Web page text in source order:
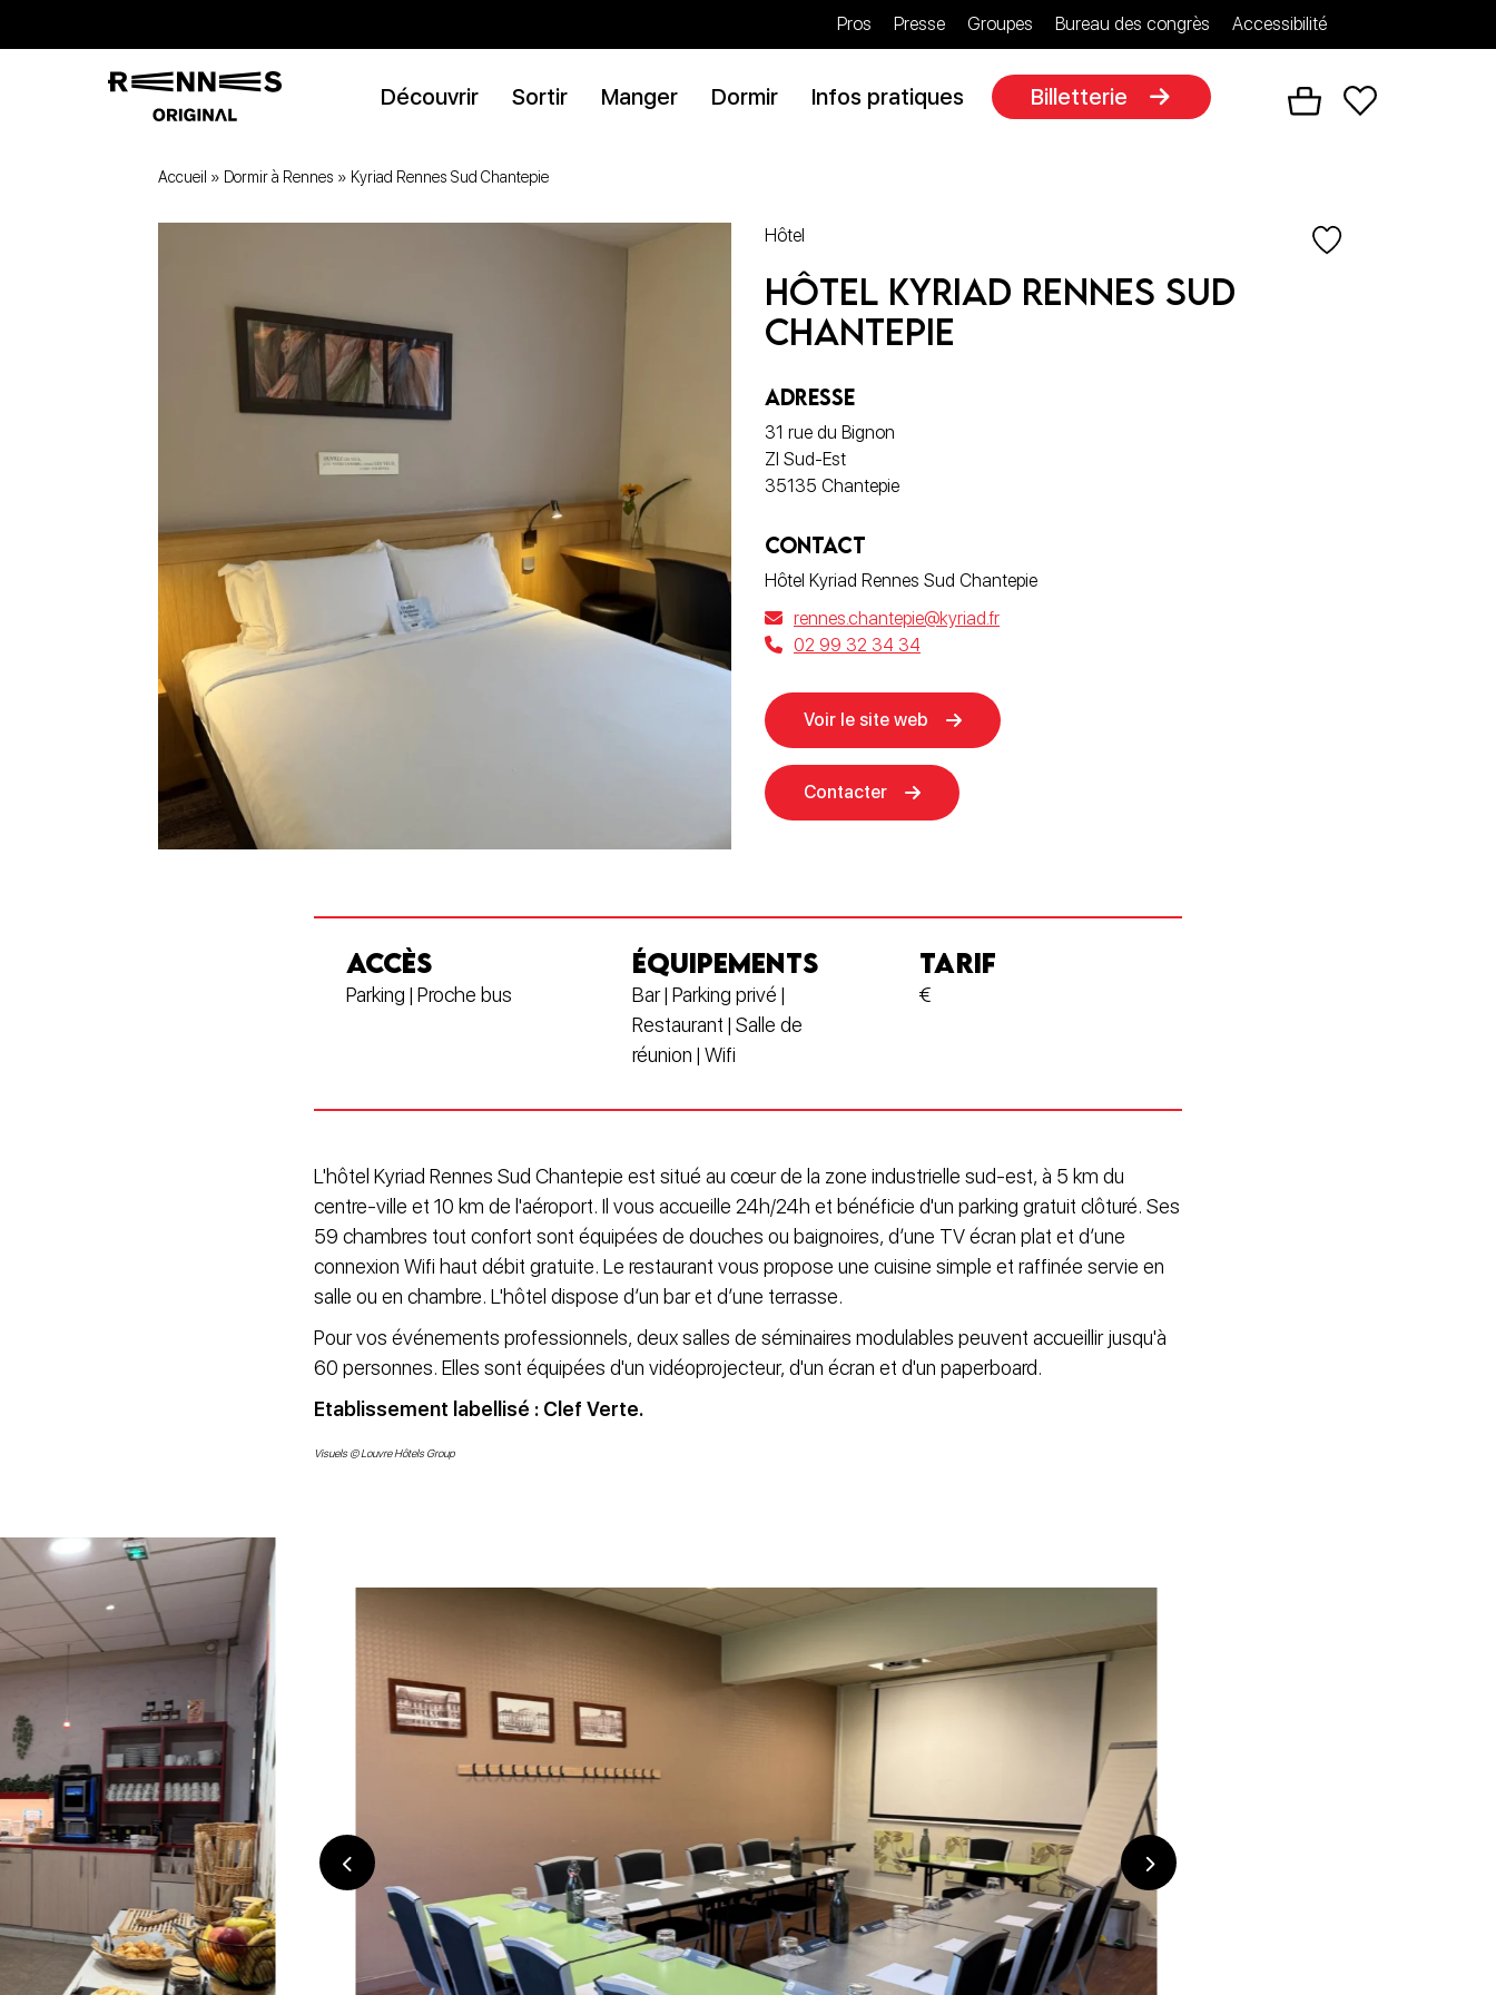
Pros Presse Groupes Bureau des congrès Accessibilité
Découvrir Sortir Manger Dormir Infos pratiques Billetterie
Accueil » Dormir à Rennes » Kyriad Rennes Sud Chantepie
Hôtel
Hôtel Kyriad Rennes Sud
Chantepie
ADRESSE
31 rue du Bignon
ZI Sud-Est
35135 Chantepie
CONTACT
Hôtel Kyriad Rennes Sud Chantepie
rennes.chantepie@kyriad.fr
02 99 32 34 34
Voir le site web
Contacter
ACCÈS
Parking | Proche bus
ÉQUIPEMENTS
Bar | Parking privé |
Restaurant | Salle de
réunion | Wifi
TARIF
€
L'hôtel Kyriad Rennes Sud Chantepie est situé au cœur de la zone industrielle sud-est, à 5 km du
centre-ville et 10 km de l'aéroport. Il vous accueille 24h/24h et bénéficie d'un parking gratuit clôturé. Ses
59 chambres tout confort sont équipées de douches ou baignoires, d’une TV écran plat et d’une
connexion Wifi haut débit gratuite. Le restaurant vous propose une cuisine simple et raffinée servie en
salle ou en chambre. L'hôtel dispose d’un bar et d’une terrasse.
Pour vos événements professionnels, deux salles de séminaires modulables peuvent accueillir jusqu'à
60 personnes. Elles sont équipées d'un vidéoprojecteur, d'un écran et d'un paperboard.
Etablissement labellisé : Clef Verte.
Visuels © Louvre Hôtels Group